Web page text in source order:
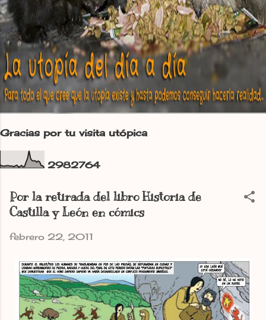
Gracias por tu visita utópica
2982764
Por la retirada del libro Historia de
Castilla y León en cómics
febrero 22, 2011